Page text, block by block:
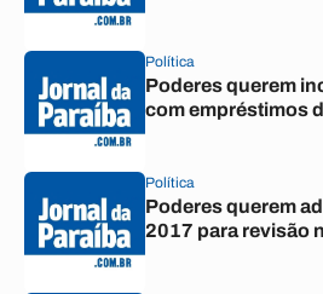
Política
Poderes querem
com empréstimos
Política
Poderes querem
2017 para revisão